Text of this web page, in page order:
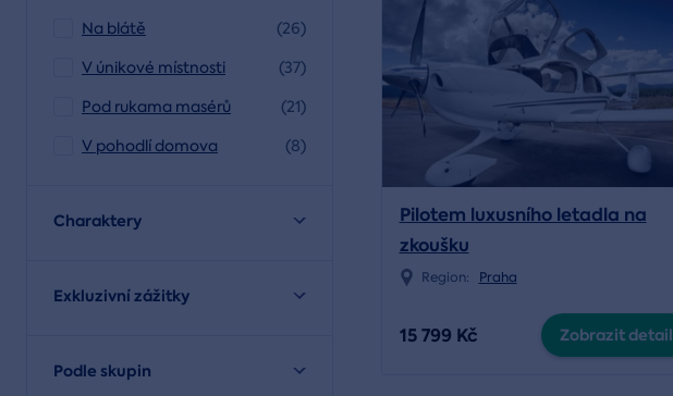
Na blátě
(26)
V únikové místnosti
(37)
Pod rukama masérů
(21)
V pohodlí domova
(8)
Charaktery
Exkluzivní zážitky
Podle skupin
Pilotem luxusního letadla na
zkoušku
Region: Praha
15 799 Kč Zobrazit detail